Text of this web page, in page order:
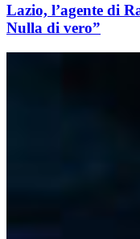
Lazio, l’agente di
Nulla di vero”